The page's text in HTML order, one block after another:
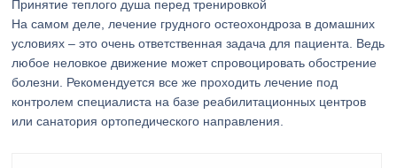
Принятие теплого душа перед тренировкой
На самом деле, лечение грудного остеохондроза в домашних
условиях – это очень ответственная задача для пациента. Ведь
любое неловкое движение может спровоцировать обострение
болезни. Рекомендуется все же проходить лечение под
контролем специалиста на базе реабилитационных центров
или санатория ортопедического направления.